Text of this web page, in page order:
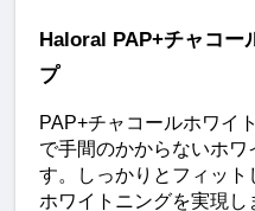
Haloral PAP+チャコー
プ
PAP+チャコールホワイ
で手間のかからないホワ
す。しっかりとフィット
ホワイトニングを実現